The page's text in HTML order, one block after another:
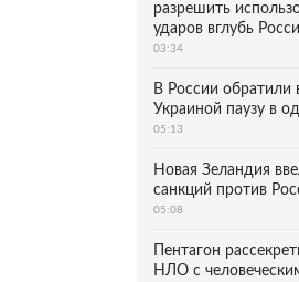
разрешить
ударов вглубь
03:34
В России обратили
Украиной паузу в
05:13
Новая Зеландия
санкций против
05:08
Пентагон
НЛО с